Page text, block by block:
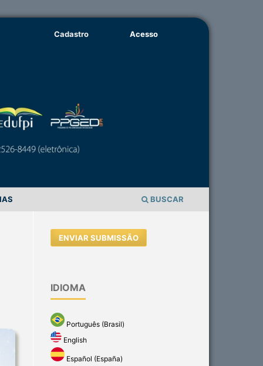
BUSCAR
Cadastro Acesso
ENVIAR SUBMISSÃO
IDIOMA
Português (Brasil)
English
Español (España)